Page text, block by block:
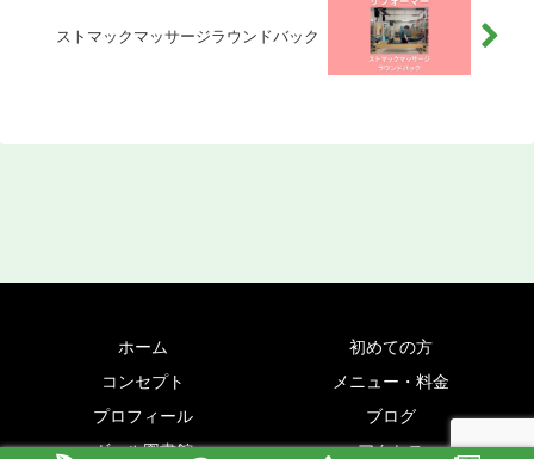
ストマックマッサージラウンドバック
ホーム
初めての方
コンセプト
メニュー・料金
プロフィール
ブログ
ヴァル図書館
アクセス